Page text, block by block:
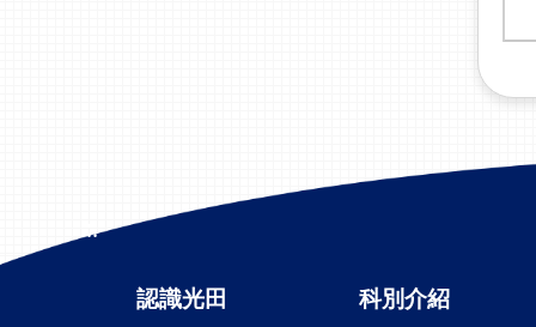
:::
認識光田 科別介紹